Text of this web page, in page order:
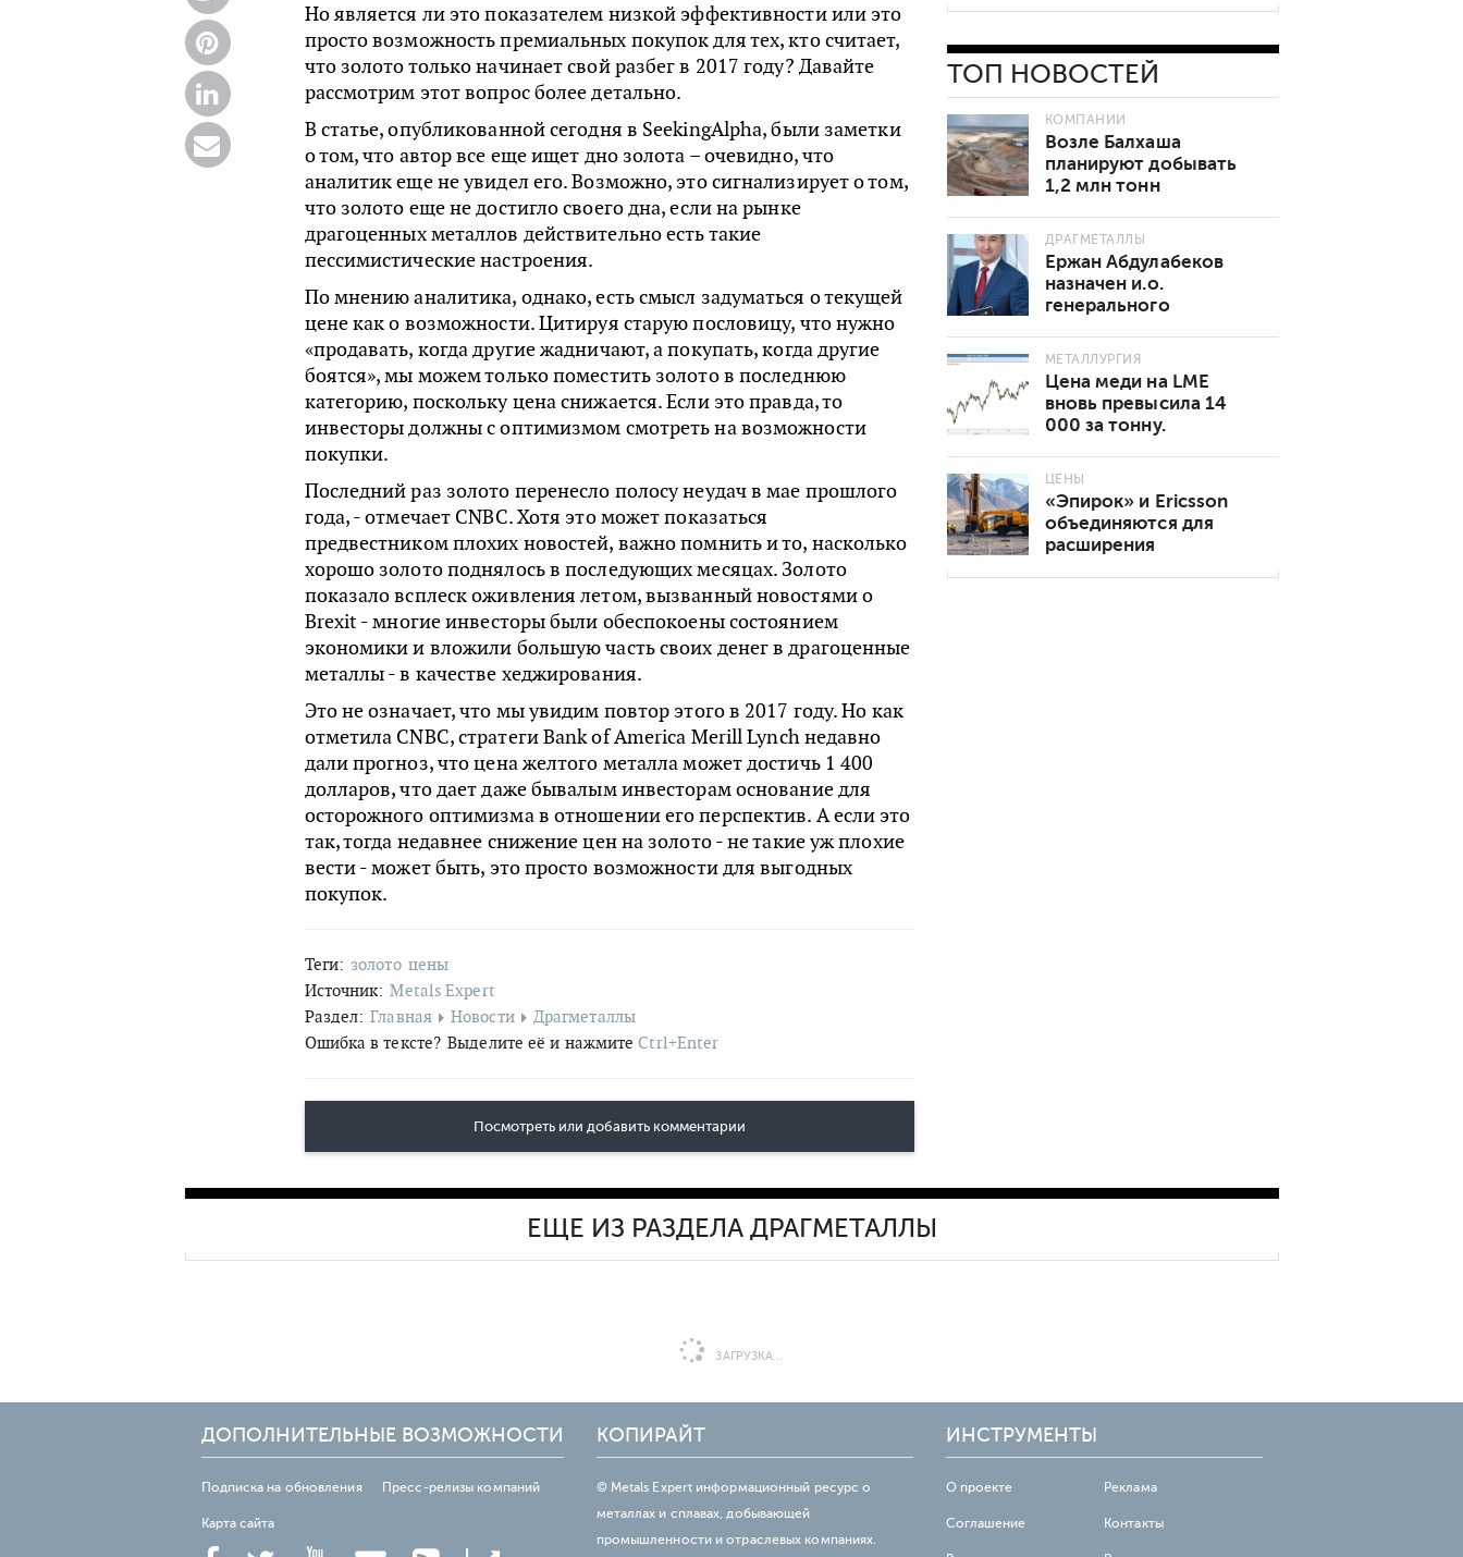
Но является ли это показателем низкой эффективности или это
просто возможность премиальных покупок для тех, кто считает,
что золото только начинает свой разбег в 2017 году? Давайте
рассмотрим этот вопрос более детально.
В статье, опубликованной сегодня в SeekingAlpha, были заметки
о том, что автор все еще ищет дно золота – очевидно, что
аналитик еще не увидел его. Возможно, это сигнализирует о том,
что золото еще не достигло своего дна, если на рынке
драгоценных металлов действительно есть такие
пессимистические настроения.
По мнению аналитика, однако, есть смысл задуматься о текущей
цене как о возможности. Цитируя старую пословицу, что нужно
«продавать, когда другие жадничают, а покупать, когда другие
боятся», мы можем только поместить золото в последнюю
категорию, поскольку цена снижается. Если это правда, то
инвесторы должны с оптимизмом смотреть на возможности
покупки.
Последний раз золото перенесло полосу неудач в мае прошлого
года, - отмечает CNBC. Хотя это может показаться
предвестником плохих новостей, важно помнить и то, насколько
хорошо золото поднялось в последующих месяцах. Золото
показало всплеск оживления летом, вызванный новостями о
Brexit - многие инвесторы были обеспокоены состоянием
экономики и вложили большую часть своих денег в драгоценные
металлы - в качестве хеджирования.
Это не означает, что мы увидим повтор этого в 2017 году. Но как
отметила CNBC, стратеги Bank of America Merill Lynch недавно
дали прогноз, что цена желтого металла может достичь 1 400
долларов, что дает даже бывалым инвесторам основание для
осторожного оптимизма в отношении его перспектив. А если это
так, тогда недавнее снижение цен на золото - не такие уж плохие
вести - может быть, это просто возможности для выгодных
покупок.
Теги: золото цены
Источник: Metals Expert
Раздел: Главная Новости
Драгметаллы
Ошибка в тексте? Выделите её и нажмите Ctrl+Enter
Посмотреть или добавить комментарии
ТОП НОВОСТЕЙ
КОМПАНИИ
Возле Балхаша
планируют добывать
1,2 млн тонн
руды в год
ДРАГМЕТАЛЛЫ
Ержан Абдулабеков
назначен и.о.
генерального
МЕТАЛЛУРГИЯ
Цена меди на LME
вновь превысила 14
000 за тонну.
роста
ЦЕНЫ
«Эпирок» и Ericsson
объединяются для
расширения
ЕЩЕ ИЗ РАЗДЕЛА ДРАГМЕТАЛЛЫ
ЗАГРУЗКА...
ДОПОЛНИТЕЛЬНЫЕ ВОЗМОЖНОСТИ
Подписка на обновления Пресс-релизы компаний
Карта сайта
КОПИРАЙТ
© Metals Expert информационный ресурс о
металлах и сплавах, добывающей
промышленности и отраслевых компаниях.
ИНСТРУМЕНТЫ
О проекте Реклама
Соглашение Контакты